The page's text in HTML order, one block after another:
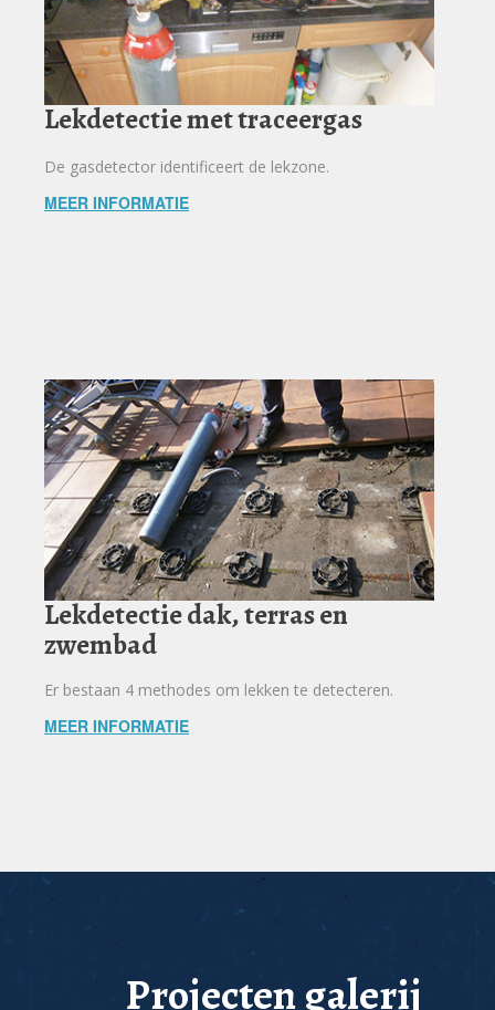
Lekdetectie met traceergas
De gasdetector identificeert de lekzone.
MEER INFORMATIE
Lekdetectie dak, terras en
zwembad
Er bestaan 4 methodes om lekken te detecteren.
MEER INFORMATIE
Projecten galerij